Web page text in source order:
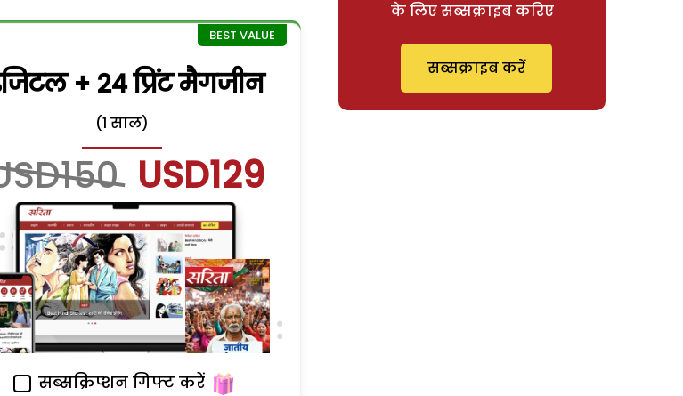
+ 24 प्रिंट मैगजीन
(1 साल)
USD129
सब्सक्रिप्शन गिफ्ट करें
के लिए सब्सक्राइब करिए
सब्सक्राइब करें